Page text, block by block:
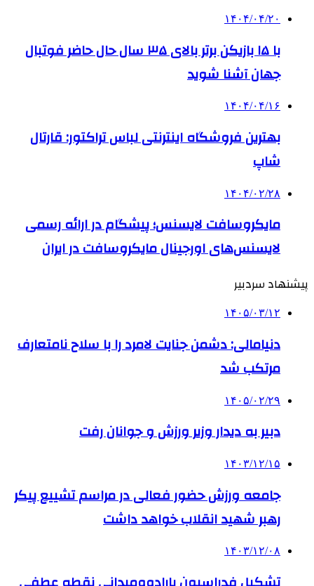
۱۴۰۴/۰۴/۲۰
با ۱۵ بازیکن برتر بالای ۳۵ سال حال حاضر فوتبال
جهان آشنا شوید
۱۴۰۴/۰۴/۱۶
بهترین فروشگاه اینترنتی لباس تراکتور: قارتال
شاپ
۱۴۰۴/۰۲/۲۸
مایکروسافت لایسنس؛ پیشگام در ارائه رسمی
لایسنس‌های اورجینال مایکروسافت در ایران
پیشنهاد سردبیر
۱۴۰۵/۰۳/۱۲
دنیامالی: دشمن جنایت لامرد را با سلاح نامتعارف
مرتکب شد
۱۴۰۵/۰۲/۲۹
دبیر به دیدار وزیر ورزش و جوانان رفت
۱۴۰۳/۱۲/۱۵
جامعه ورزش حضور فعالی در مراسم تشییع پیکر
رهبر شهید انقلاب خواهد داشت
۱۴۰۳/۱۲/۰۸